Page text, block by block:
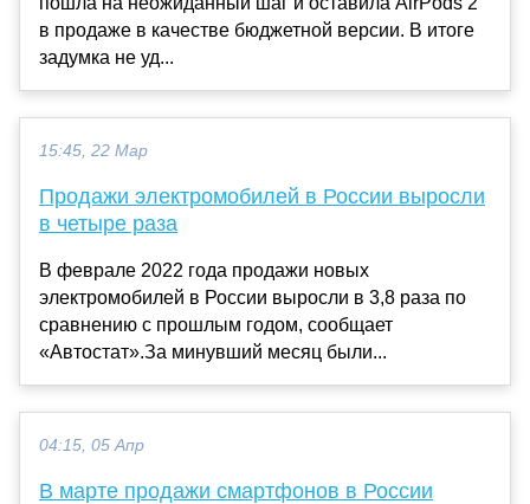
в продаже в качестве бюджетной версии. В итоге
задумка не уд...
15:45, 22 Мар
Продажи электромобилей в России выросли
в четыре раза
В феврале 2022 года продажи новых
электромобилей в России выросли в 3,8 раза по
сравнению с прошлым годом, сообщает
«Автостат».За минувший месяц были...
04:15, 05 Апр
В марте продажи смартфонов в России